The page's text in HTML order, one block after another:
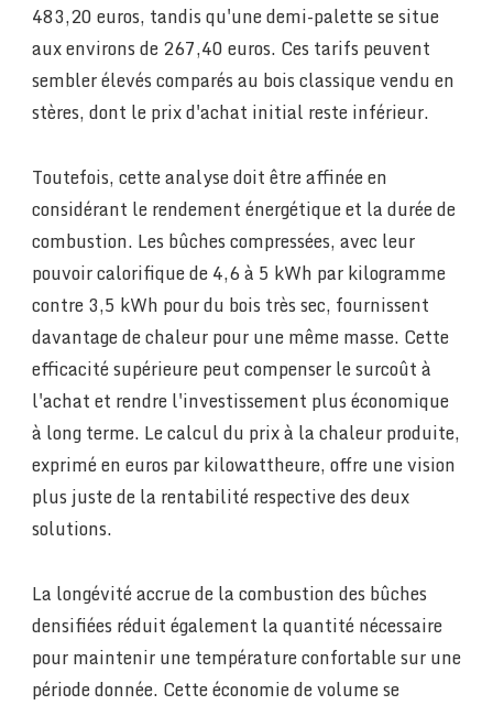
483,20 euros, tandis qu'une demi-palette se situe
aux environs de 267,40 euros. Ces tarifs peuvent
sembler élevés comparés au bois classique vendu en
stères, dont le prix d'achat initial reste inférieur.
Toutefois, cette analyse doit être affinée en
considérant le rendement énergétique et la durée de
combustion. Les bûches compressées, avec leur
pouvoir calorifique de 4,6 à 5 kWh par kilogramme
contre 3,5 kWh pour du bois très sec, fournissent
davantage de chaleur pour une même masse. Cette
efficacité supérieure peut compenser le surcoût à
l'achat et rendre l'investissement plus économique
à long terme. Le calcul du prix à la chaleur produite,
exprimé en euros par kilowattheure, offre une vision
plus juste de la rentabilité respective des deux
solutions.
La longévité accrue de la combustion des bûches
densifiées réduit également la quantité nécessaire
pour maintenir une température confortable sur une
période donnée. Cette économie de volume se